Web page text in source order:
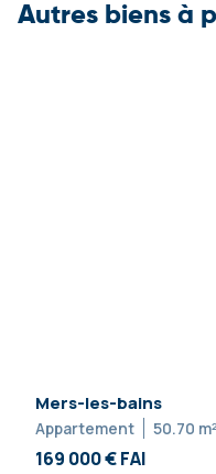
Autres biens à
Mers-les-bains
Appartement 50.70 m²
169 000 € FAI